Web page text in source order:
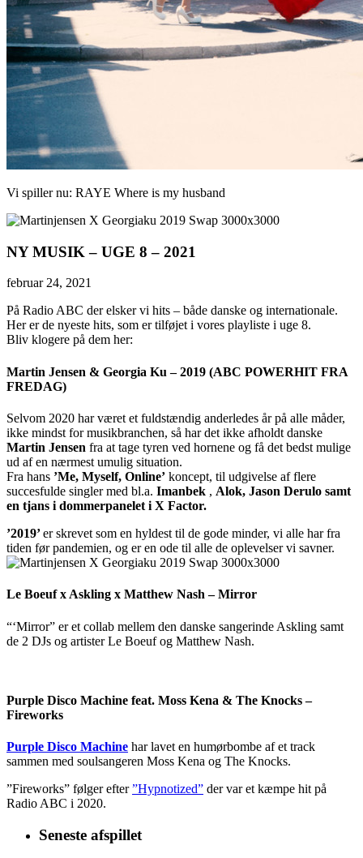
Vi spiller nu: RAYE Where is my husband
NY MUSIK – UGE 8 – 2021
februar 24, 2021
På Radio ABC der elsker vi hits – både danske og internationale.
Her er de nyeste hits, som er tilføjet i vores playliste i uge 8.
Bliv klogere på dem her:
Martin Jensen & Georgia Ku – 2019 (ABC POWERHIT FRA
FREDAG)
Selvom 2020 har været et fuldstændig anderledes år på alle måder,
ikke mindst for musikbranchen, så har det ikke afholdt danske
Martin Jensen fra at tage tyren ved hornene og få det bedst mulige
ud af en nærmest umulig situation.
Fra hans ’Me, Myself, Online’ koncept, til udgivelse af flere
succesfulde singler med bl.a. Imanbek , Alok, Jason Derulo samt
en tjans i dommerpanelet i X Factor.
’2019’er skrevet som en hyldest til de gode minder, vi alle har fra
tiden før pandemien, og er en ode til alle de oplevelser vi savner.
Le Boeuf x Askling x Matthew Nash – Mirror
“‘Mirror” er et collab mellem den danske sangerinde Askling samt
de 2 DJs og artister Le Boeuf og Matthew Nash.
Purple Disco Machine feat. Moss Kena & The Knocks –
Fireworks
Purple Disco Machine har lavet en humørbombe af et track
sammen med soulsangeren Moss Kena og The Knocks.
”Fireworks” følger efter”Hypnotized” der var et kæmpe hit på
Radio ABC i 2020.
Seneste afspillet